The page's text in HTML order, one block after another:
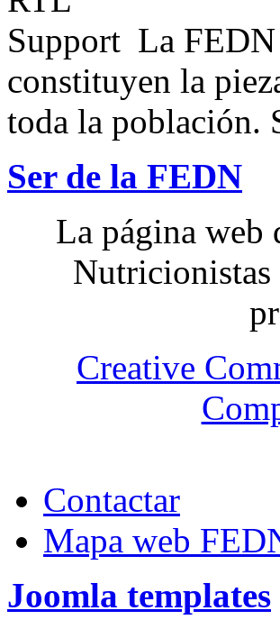
La FEDN
constituyen la
toda la población.
Ser de la FEDN
La página web
Nutricionistas
Creative
Contactar
Mapa web
Joomla templates